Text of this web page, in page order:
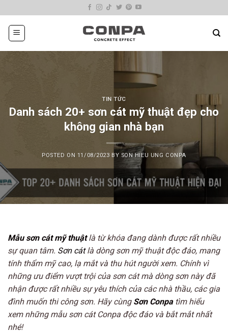
to
content
TIN TỨC
Danh sách 20+ sơn cát mỹ thuật đẹp cho
không gian nhà bạn
POSTED ON 11/08/2023 BY SON HIEU UNG CONPA
Mẫu sơn cát mỹ thuậtlà từ khóa đang dành được rất nhiều
sự quan tâm. Sơn cátlà dòng sơn mỹ thuật độc đáo, mang
tính thẩm mỹ cao, lạ mắt và thu hút người xem. Chính vì
những ưu điểm vượt trội của sơn cát mà dòng sơn này đã
nhận được rất nhiều sự yêu thích của các nhà thầu, các gia
đình muốn thi công sơn. Hãy cùng Sơn Conpatìm hiểu
xem những mẫu sơn cát Conpa độc đáo và bắt mắt nhất
nhé!